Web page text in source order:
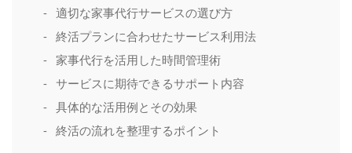
適切な家事代行サービスの選び方
終活プランに合わせたサービス利用法
家事代行を活用した時間管理術
サービスに期待できるサポート内容
具体的な活用例とその効果
終活の流れを整理するポイント